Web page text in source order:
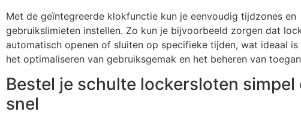
Met de geïntegreerde klokfunctie kun je eenvoudig tijdzones en
gebruikslimieten instellen. Zo kun je bijvoorbeeld zorgen dat
automatisch openen of sluiten op specifieke tijden, wat ideaal
het optimaliseren van gebruiksgemak en het beheren van
Bestel je schulte lockersloten simpel
snel